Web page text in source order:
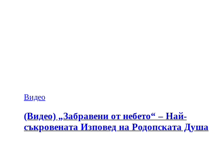
Видео
(Видео) „Забравени от небето“ – Най-
съкровената Изповед на Родопската Душа